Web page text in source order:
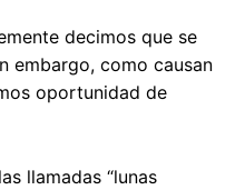
decimos que se
embargo, como causan
oportunidad de
llamadas “lunas